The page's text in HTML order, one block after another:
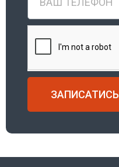
ЗАПИСАТИСЬ